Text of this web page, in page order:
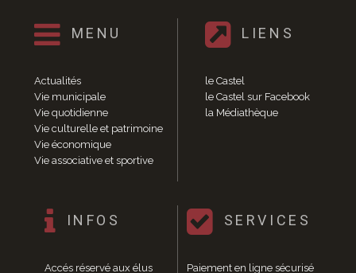
Vie quotidienne
Crèche
Relais Assistantes Maternelles
Écoles
Garderies
Restauration scolaire
Services à domicile
MENU
Actualités
Vie municipale
Vie quotidienne
Vie culturelle et patrimoine
Vie économique
Vie associative et sportive
LIENS
le Castel
le Castel sur Facebook
la Médiathèque
INFOS
Accés réservé aux élus
SERVICES
Paiement en ligne sécurisé